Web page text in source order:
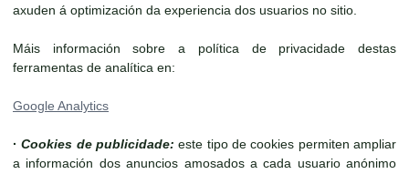
axuden á optimización da experiencia dos usuarios no sitio.
Máis información sobre a política de privacidade destas
ferramentas de analítica en:
Google Analytics
·Cookies de publicidade: este tipo de cookies permiten ampliar
a información dos anuncios amosados a cada usuario anónimo